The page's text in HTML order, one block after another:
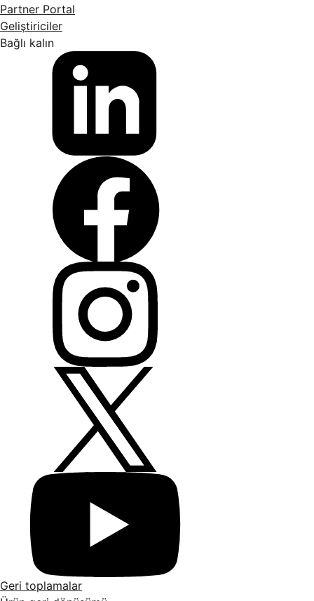
Partner Portal
Geliştiriciler
Bağlı kalın
Geri toplamalar